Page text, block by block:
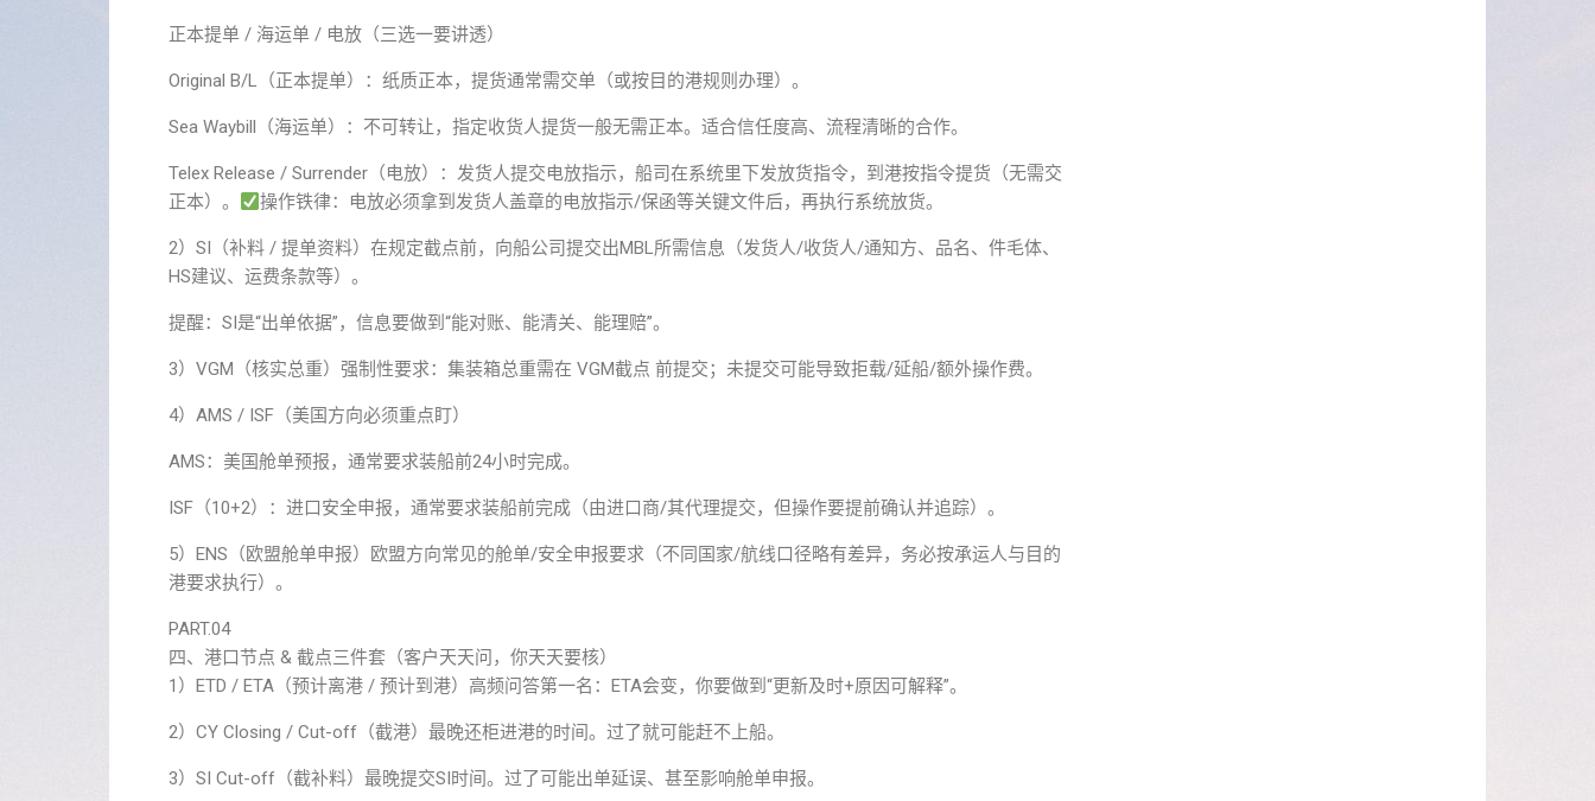
正本提单 / 海运单 / 电放（三选一要讲透）
Original B/L（正本提单）：纸质正本，提货通常需交单（或按目的港规则办理）。
Sea Waybill（海运单）：不可转让，指定收货人提货一般无需正本。适合信任度高、流程清晰的合作。
Telex Release / Surrender（电放）：发货人提交电放指示，船司在系统里下发放货指令，到港按指令提货（无需交
正本）。
操作铁律：电放必须拿到发货人盖章的电放指示/保函等关键文件后，再执行系统放货。
2）SI（补料 / 提单资料）在规定截点前，向船公司提交出MBL所需信息（发货人/收货人/通知方、品名、件毛体、
HS建议、运费条款等）。
提醒：SI是“出单依据”，信息要做到“能对账、能清关、能理赔”。
3）VGM（核实总重）强制性要求：集装箱总重需在 VGM截点 前提交；未提交可能导致拒载/延船/额外操作费。
4）AMS / ISF（美国方向必须重点盯）
AMS：美国舱单预报，通常要求装船前24小时完成。
ISF（10+2）：进口安全申报，通常要求装船前完成（由进口商/其代理提交，但操作要提前确认并追踪）。
5）ENS（欧盟舱单申报）欧盟方向常见的舱单/安全申报要求（不同国家/航线口径略有差异，务必按承运人与目的
港要求执行）。
PART.04
四、港口节点 & 截点三件套（客户天天问，你天天要核）
1）ETD / ETA（预计离港 / 预计到港）高频问答第一名：ETA会变，你要做到“更新及时+原因可解释”。
2）CY Closing / Cut-off（截港）最晚还柜进港的时间。过了就可能赶不上船。
3）SI Cut-off（截补料）最晚提交SI时间。过了可能出单延误、甚至影响舱单申报。